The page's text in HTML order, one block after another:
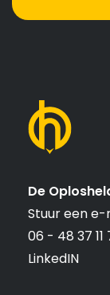
De
Stuur een e-
06 - 48 37 11
LinkedIN